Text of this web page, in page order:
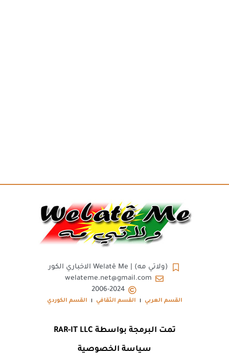
(ولاتي مه) | Welatê Me الاخباري الكور
welateme.net@gmail.com
2006-2024
القسم العربي القسم الثقافي القسم الكوردي
تمت البرمجة بواسطة RAR-IT LLC
سياسة الخصوصية